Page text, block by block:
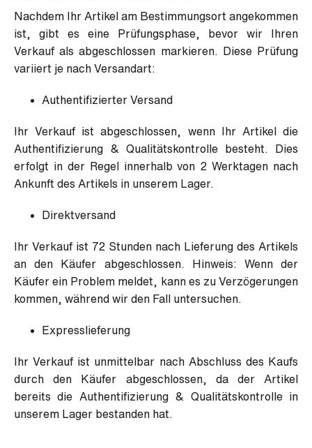
Nachdem Ihr Artikel am Bestimmungsort angekommen
ist, gibt es eine Prüfungsphase, bevor wir Ihren
Verkauf als abgeschlossen markieren. Diese Prüfung
variiert je nach Versandart:
Authentifizierter Versand
Ihr Verkauf ist abgeschlossen, wenn Ihr Artikel die
Authentifizierung & Qualitätskontrolle besteht. Dies
erfolgt in der Regel innerhalb von 2 Werktagen nach
Ankunft des Artikels in unserem Lager.
Direktversand
Ihr Verkauf ist 72 Stunden nach Lieferung des Artikels
an den Käufer abgeschlossen. Hinweis: Wenn der
Käufer ein Problem meldet, kann es zu Verzögerungen
kommen, während wir den Fall untersuchen.
Expresslieferung
Ihr Verkauf ist unmittelbar nach Abschluss des Kaufs
durch den Käufer abgeschlossen, da der Artikel
bereits die Authentifizierung & Qualitätskontrolle in
unserem Lager bestanden hat.